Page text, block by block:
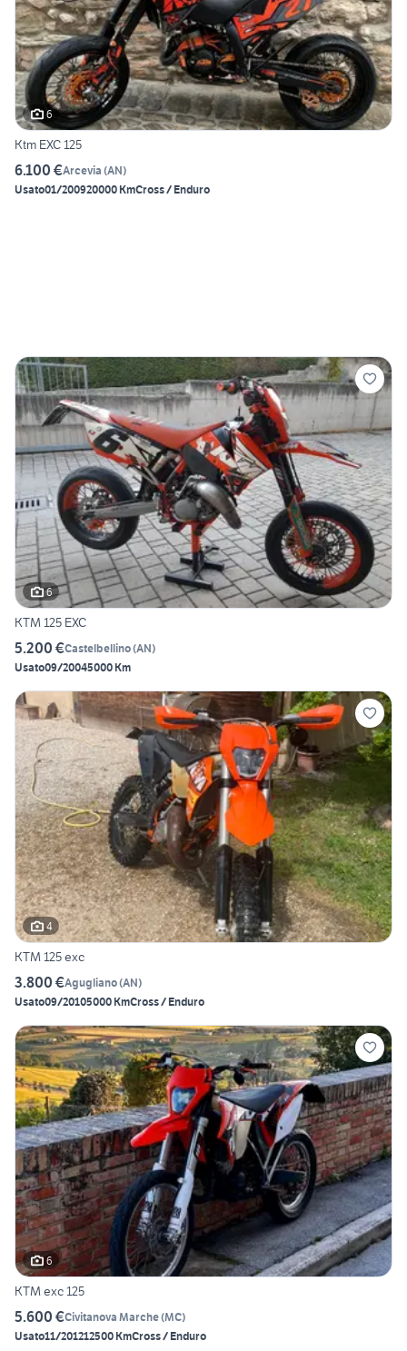
6
Ktm EXC 125
6.100 €Arcevia (AN)
Usato01/200920000 KmCross / Enduro
6
KTM 125 EXC
5.200 €Castelbellino(AN)
Usato09/20045000 Km
4
KTM 125 exc
3.800 €Agugliano(AN)
Usato09/20105000 KmCross / Enduro
6
KTM exc 125
5.600 €Civitanova Marche(MC)
Usato11/201212500 KmCross / Enduro